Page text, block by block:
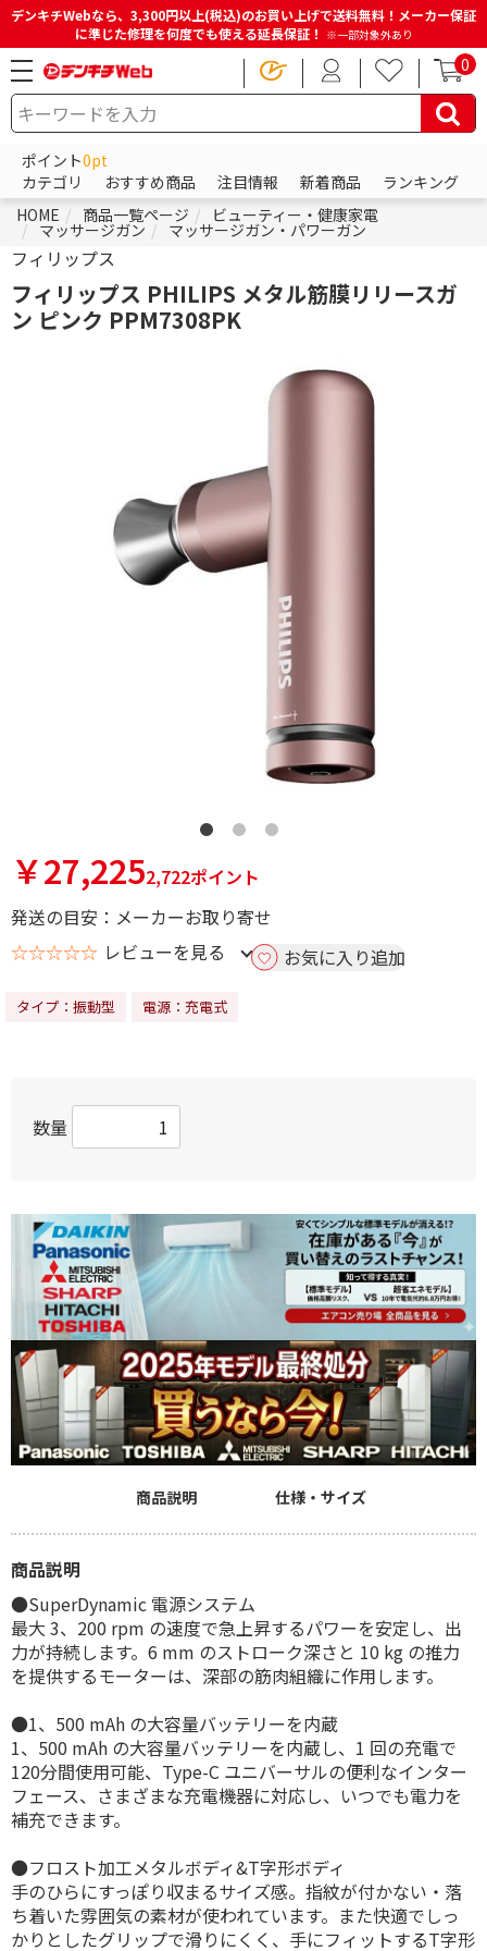
デンキチWebなら、3,300円以上(税込)のお買い上げで送料無料！メーカー保証
に準じた修理を何度でも使える延長保証！ ※一部対象外あり
0
ポイント0pt
カテゴリ
おすすめ商品 注目情報 新着商品
ランキング
HOME
商品一覧ページ ビューティー・健康家電
マッサージガン マッサージガン・パワーガン
フィリップス
フィリップス PHILIPS メタル筋膜リリースガ
ン ピンク PPM7308PK
￥27,2252,722ポイント
発送の目安：メーカーお取り寄せ
☆☆☆☆☆ レビューを見る お気に入り追加
タイプ：振動型 電源：充電式
数量
商品説明 仕様・サイズ
商品説明
●SuperDynamic 電源システム
最大 3、200 rpm の速度で急上昇するパワーを安定し、出
力が持続します。6 mm のストローク深さと 10 kg の推力
を提供するモーターは、深部の筋肉組織に作用します。
●1、500 mAh の大容量バッテリーを内蔵
1、500 mAh の大容量バッテリーを内蔵し、1 回の充電で
120分間使用可能、Type-C ユニバーサルの便利なインター
フェース、さまざまな充電機器に対応し、いつでも電力を
補充できます。
●フロスト加工メタルボディ&T字形ボディ
手のひらにすっぽり収まるサイズ感。指紋が付かない・落
ち着いた雰囲気の素材が使われています。また快適でしっ
かりとしたグリップで滑りにくく、手にフィットするT字形